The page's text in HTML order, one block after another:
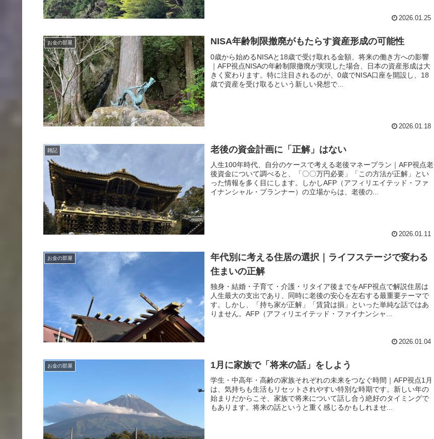
2026.01.25
お金の部屋 NISA年齢制限撤廃がもたらす資産形成の可能性
0歳から始めるNISAと18歳で受け取れる金額、将来の働き方への影響
｜AFP視点NISAの年齢制限撤廃が実現した場合、日本の資産形成は大
きく変わります。特に注目されるのが、0歳でNISA口座を開設し、18
歳で資産を受け取るという新しい発想で...
2026.01.18
雑記 老後の資金計画に「正解」はない
人生100年時代、自分のケースで考える老後マネープラン｜AFP視点老
後資金について調べると、「〇〇万円必要」「この方法が正解」とい
った情報を多く目にします。しかしAFP（アフィリエイテッド・ファ
イナンシャル・プランナー）の立場からは、老後の...
2026.01.11
お金の部屋
年代別に考える住居の選択｜ライフステージで変わる
住まいの正解
独身・結婚・子育て・介護・リタイア後までをAFP視点で解説住居は
人生最大の支出であり、同時に老後の安心を左右する最重要テーマで
す。しかし、「持ち家が正解」「賃貸は損」といった単純な話ではあ
りません。AFP（アフィリエイテッド・ファイナンシャ...
2026.01.04
お金の部屋 1月に家族で「将来の話」をしよう
学生・中高年・高齢の家族それぞれの未来をつなぐ時間｜AFP視点1月
は、気持ちも生活もリセットされやすい特別な時期です。新しい年の
始まりだからこそ、家族で将来について話し合う絶好のタイミングで
もあります。将来の話というと重く感じるかもしれませ...